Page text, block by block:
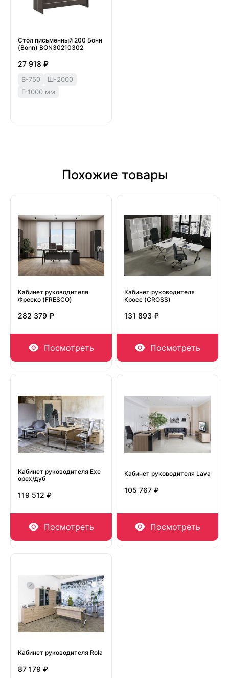
Стол письменный 200 Бонн
(Bonn) BON30210302
27 918 ₽
В-750
Ш-2000
Г-1000 мм
Похожие товары
Кабинет руководителя
Фреско (FRESCO)
282 379 ₽
Посмотреть
Кабинет руководителя
Кросс (CROSS)
131 893 ₽
Посмотреть
Кабинет руководителя Exe
орех/дуб
119 512 ₽
Посмотреть
Кабинет руководителя Lava
105 767 ₽
Посмотреть
Кабинет руководителя Rola
87 179 ₽